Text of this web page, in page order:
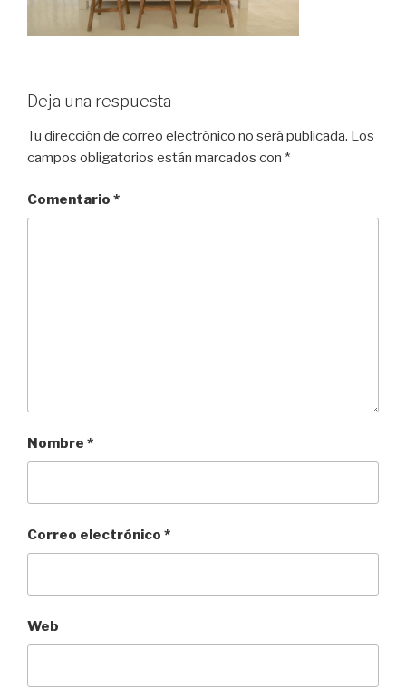
Deja una respuesta
Tu dirección de correo electrónico no será publicada. Los
campos obligatorios están marcados con *
Comentario *
Nombre *
Correo electrónico *
Web